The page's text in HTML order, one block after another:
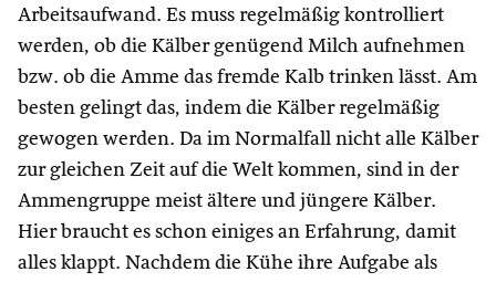
Arbeitsaufwand. Es muss regelmäßig kontrolliert
werden, ob die Kälber genügend Milch aufnehmen
bzw. ob die Amme das fremde Kalb trinken lässt. Am
besten gelingt das, indem die Kälber regelmäßig
gewogen werden. Da im Normalfall nicht alle Kälber
zur gleichen Zeit auf die Welt kommen, sind in der
Ammengruppe meist ältere und jüngere Kälber.
Hier braucht es schon einiges an Erfahrung, damit
alles klappt. Nachdem die Kühe ihre Aufgabe als